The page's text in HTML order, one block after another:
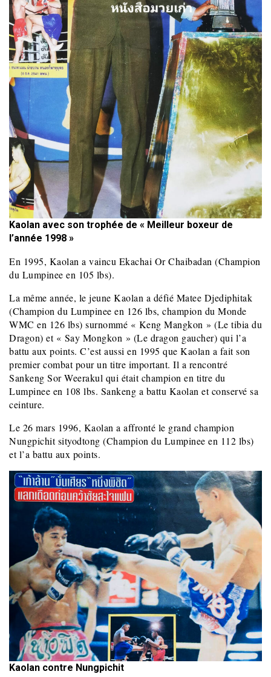
Kaolan avec son trophée de « Meilleur boxeur de
l’année 1998 »
En 1995, Kaolan a vaincu Ekachai Or Chaibadan (Champion
du Lumpinee en 105 lbs).
La même année, le jeune Kaolan a défié Matee Djediphitak
(Champion du Lumpinee en 126 lbs, champion du Monde
WMC en 126 lbs) surnommé « Keng Mangkon » (Le tibia du
Dragon) et « Say Mongkon » (Le dragon gaucher) qui l’a
battu aux points. C’est aussi en 1995 que Kaolan a fait son
premier combat pour un titre important. Il a rencontré
Sankeng Sor Weerakul qui était champion en titre du
Lumpinee en 108 lbs. Sankeng a battu Kaolan et conservé sa
ceinture.
Le 26 mars 1996, Kaolan a affronté le grand champion
Nungpichit sityodtong (Champion du Lumpinee en 112 lbs)
et l’a battu aux points.
Kaolan contre Nungpichit